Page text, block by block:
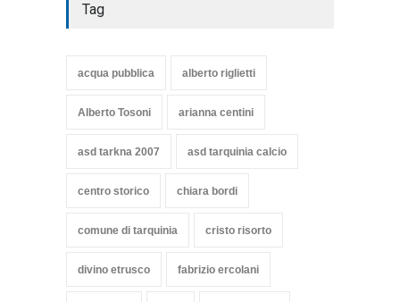
Tag
acqua pubblica alberto riglietti
Alberto Tosoni arianna centini
asd tarkna 2007 asd tarquinia calcio
centro storico chiara bordi
comune di tarquinia cristo risorto
divino etrusco fabrizio ercolani